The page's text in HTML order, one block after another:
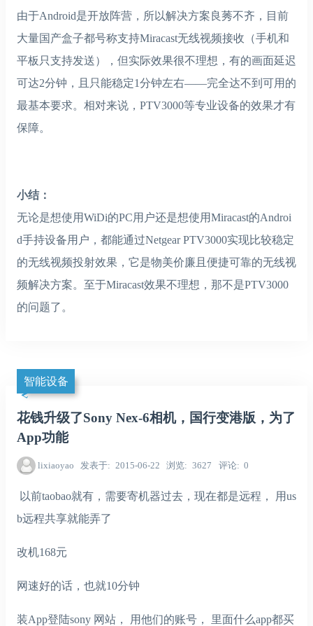
由于Android是开放阵营，所以解决方案良莠不齐，目前
大量国产盒子都号称支持Miracast无线视频接收（手机和
平板只支持发送），但实际效果很不理想，有的画面延迟
可达2分钟，且只能稳定1分钟左右——完全达不到可用的
最基本要求。相对来说，PTV3000等专业设备的效果才有
保障。
小结：
无论是想使用WiDi的PC用户还是想使用Miracast的Androi
d手持设备用户，都能通过Netgear PTV3000实现比较稳定
的无线视频投射效果，它是物美价廉且便捷可靠的无线视
频解决方案。至于Miracast效果不理想，那不是PTV3000
的问题了。
智能设备
花钱升级了Sony Nex-6相机，国行变港版，为了
App功能
lixiaoyao 发表于 2015-06-22 浏览 3627 评论 0
以前taobao就有，需要寄机器过去，现在都是远程， 用us
b远程共享就能弄了
改机168元
网速好的话，也就10分钟
装App登陆sony 网站， 用他们的账号， 里面什么app都买